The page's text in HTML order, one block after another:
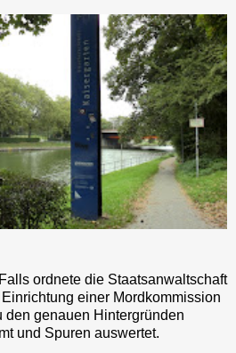
ordnete die Staatsanwaltschaft
einer Mordkommission
den genauen Hintergründen
und Spuren auswertet.